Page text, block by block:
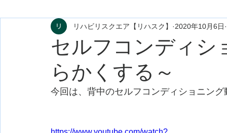
制度関連 学会・研究関連 高次脳機能障害
フィジカルアセスメント 仕事について
セルフコンディ
らかくする～
リハビリスクエア【リハスク】 2020年10月6日
今回は、背中のセルフコンディショニング